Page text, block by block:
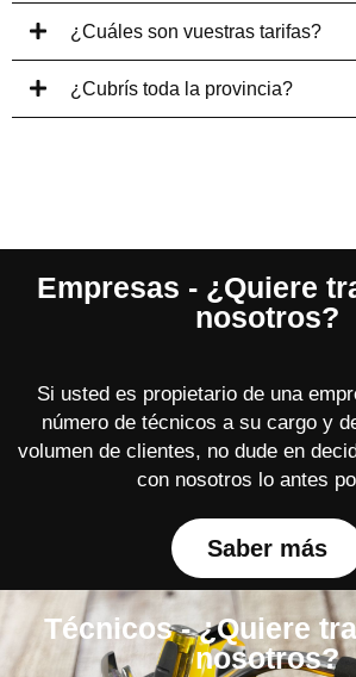
¿Cuáles son vuestras tarifas?
¿Cubrís toda la provincia?
Empresas - ¿Quiere
nosotros?
Si usted es propietario de una
número de técnicos a su cargo y
volumen de clientes, no dude en
con nosotros lo antes
Saber más
Técnicos - ¿Quiere
nosotros?